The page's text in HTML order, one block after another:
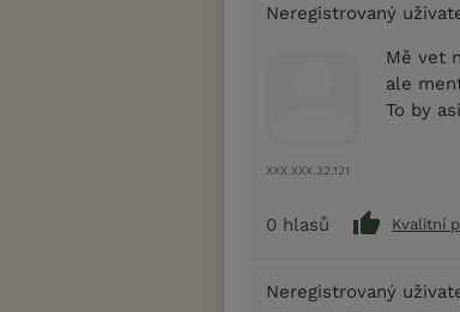
Neregistrovaný
XXX.XXX.32.121
Mě vet
ale
To by
0 hlasů Kvalitní
Neregistrovaný